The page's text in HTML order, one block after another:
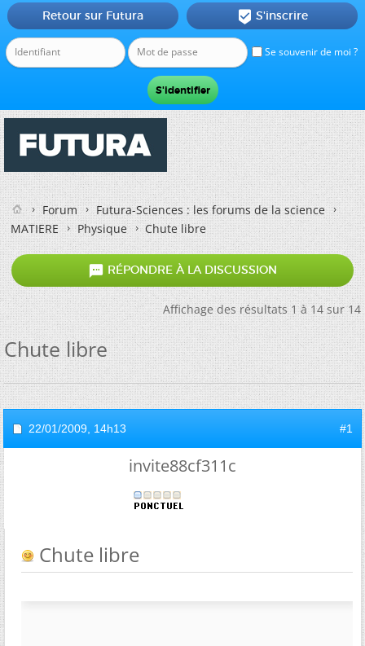
Se souvenir de moi ?
Retour sur Futura  S'inscrire
Forum
Futura-Sciences : les forums de la science
MATIERE
Physique Chute libre
 RÉPONDRE À LA DISCUSSION
Affichage des résultats 1 à 14 sur 14
Chute libre
22/01/2009, 14h13 #1
invite88cf311c
Chute libre